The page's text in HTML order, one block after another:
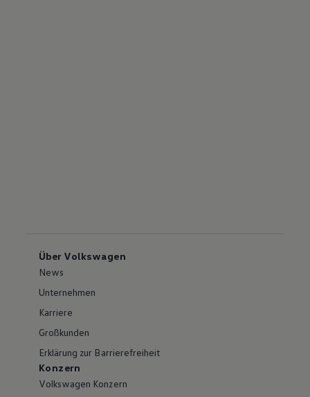
Über Volkswagen
News
Unternehmen
Karriere
Großkunden
Erklärung zur Barrierefreiheit
Konzern
Volkswagen Konzern